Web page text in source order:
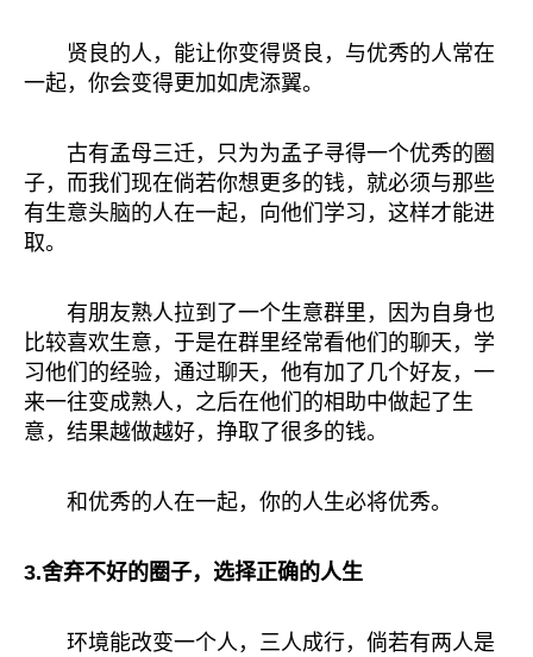
贤良的人，能让你变得贤良，与优秀的人常在
一起，你会变得更加如虎添翼。
古有孟母三迁，只为为孟子寻得一个优秀的圈
子，而我们现在倘若你想更多的钱，就必须与那些
有生意头脑的人在一起，向他们学习，这样才能进
取。
有朋友熟人拉到了一个生意群里，因为自身也
比较喜欢生意，于是在群里经常看他们的聊天，学
习他们的经验，通过聊天，他有加了几个好友，一
来一往变成熟人，之后在他们的相助中做起了生
意，结果越做越好，挣取了很多的钱。
和优秀的人在一起，你的人生必将优秀。
3.舍弃不好的圈子，选择正确的人生
环境能改变一个人，三人成行，倘若有两人是